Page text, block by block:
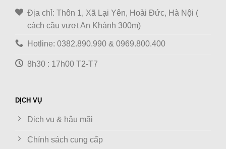
Địa chỉ: Thôn 1, Xã Lại Yên, Hoài Đức, Hà Nội (
cách cầu vượt An Khánh 300m)
Hotline: 0382.890.990 & 0969.800.400
8h30 : 17h00 T2-T7
DỊCH VỤ
Dịch vụ & hậu mãi
Chính sách cung cấp